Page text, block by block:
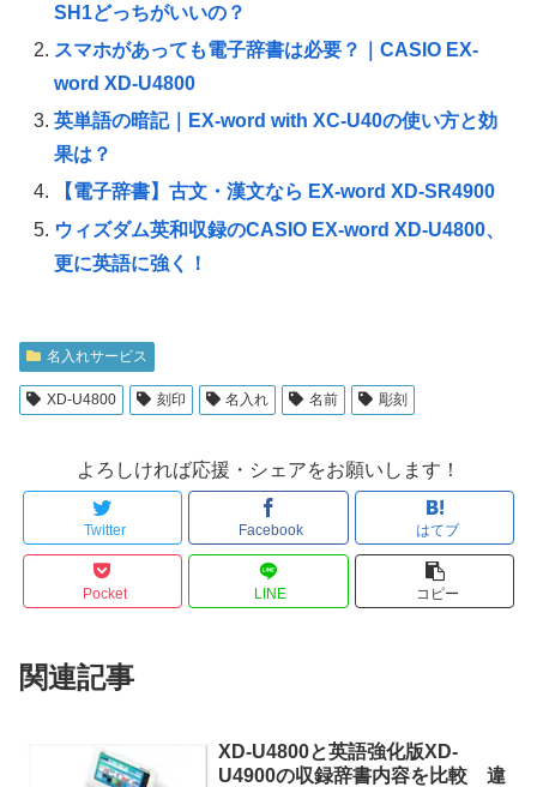
SH1どっちがいいの？
スマホがあっても電子辞書は必要？｜CASIO EX-
word XD-U4800
英単語の暗記｜EX-word with XC-U40の使い方と効
果は？
【電子辞書】古文・漢文なら EX-word XD-SR4900
ウィズダム英和収録のCASIO EX-word XD-U4800、
更に英語に強く！
名入れサービス
XD-U4800 刻印 名入れ 名前 彫刻
よろしければ応援・シェアをお願いします！
Twitter Facebook はてブ
Pocket LINE コピー
関連記事
XD-U4800と英語強化版XD-
U4900の収録辞書内容を比較 違